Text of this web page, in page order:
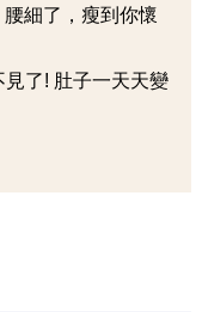
細了，瘦到你懷
了! 肚子一天天變